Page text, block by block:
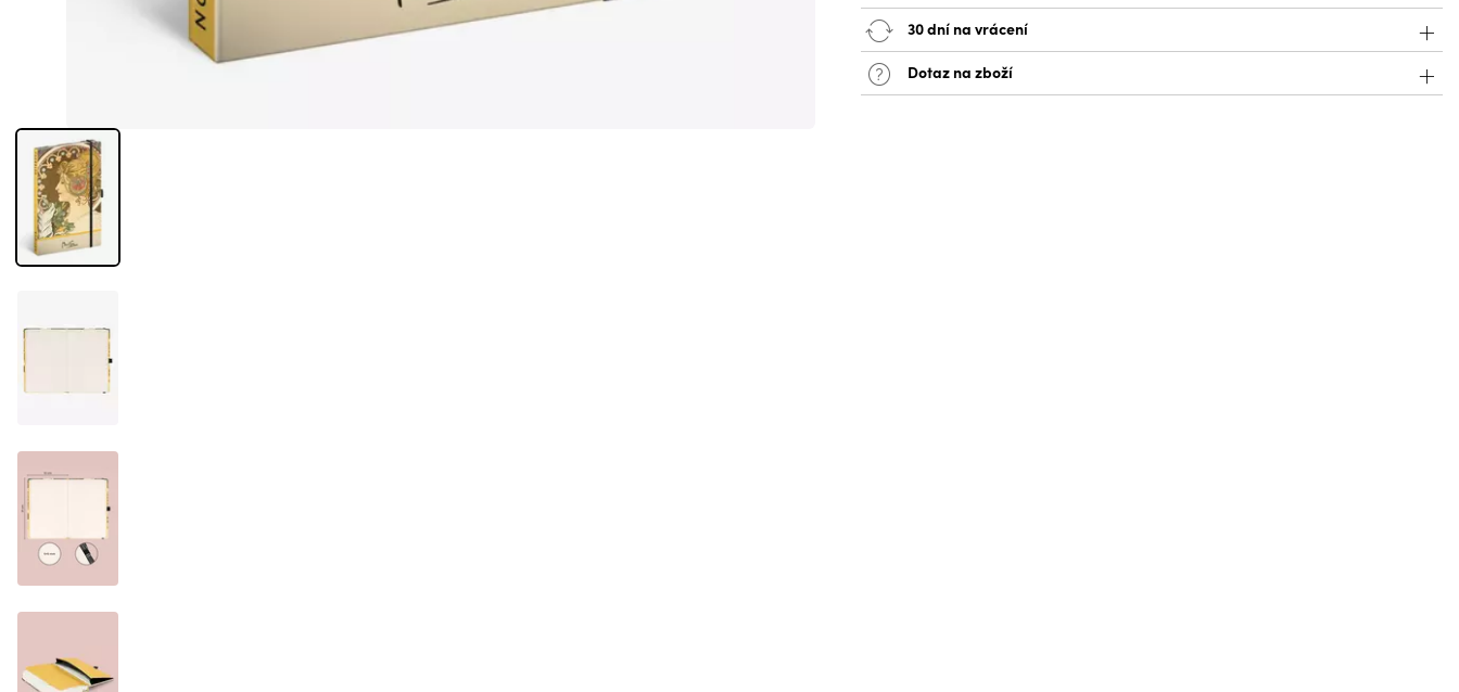
30 dní na vrácení
Dotaz na zboží